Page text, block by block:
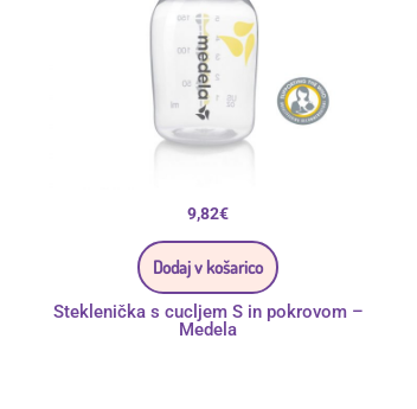
9,82€
Dodaj v košarico
Steklenička s cucljem S in pokrovom –
Medela